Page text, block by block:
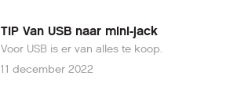
TIP Van USB naar mini-jack
Voor USB is er van alles te koop.
11 december 2022